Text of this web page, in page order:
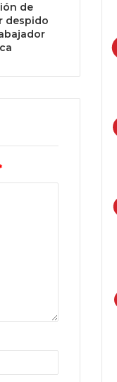
de
despido